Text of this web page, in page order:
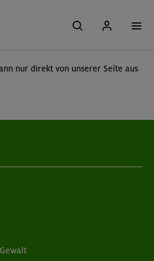
nur direkt von unserer Seite aus